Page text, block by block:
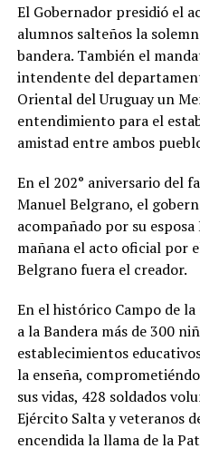
El Gobernador presidió el
alumnos salteños la
bandera. También el
intendente del
Oriental del Uruguay un
entendimiento para el
amistad entre ambos
En el 202° aniversario del
Manuel Belgrano, el
acompañado por su
mañana el acto oficial por
Belgrano fuera el creador.
En el histórico Campo de
a la Bandera más de 300
establecimientos
la enseña,
sus vidas, 428 soldados
Ejército Salta y veteranos
encendida la llama de la